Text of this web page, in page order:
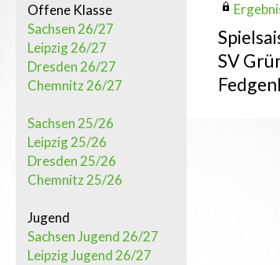
Offene Klasse
Sachsen 26/27
Leipzig 26/27
Dresden 26/27
Chemnitz 26/27
Sachsen 25/26
Leipzig 25/26
Dresden 25/26
Chemnitz 25/26
Jugend
Sachsen Jugend 26/27
Leipzig Jugend 26/27
SV